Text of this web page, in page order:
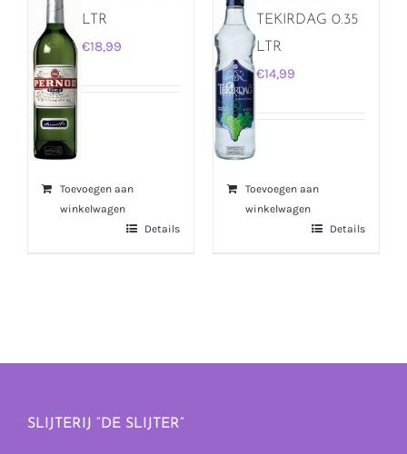
LTR
€18,99
Toevoegen aan
winkelwagen
Details
TEKIRDAG 0.35
LTR
€14,99
Toevoegen aan
winkelwagen
Details
SLIJTERIJ “DE SLIJTER”